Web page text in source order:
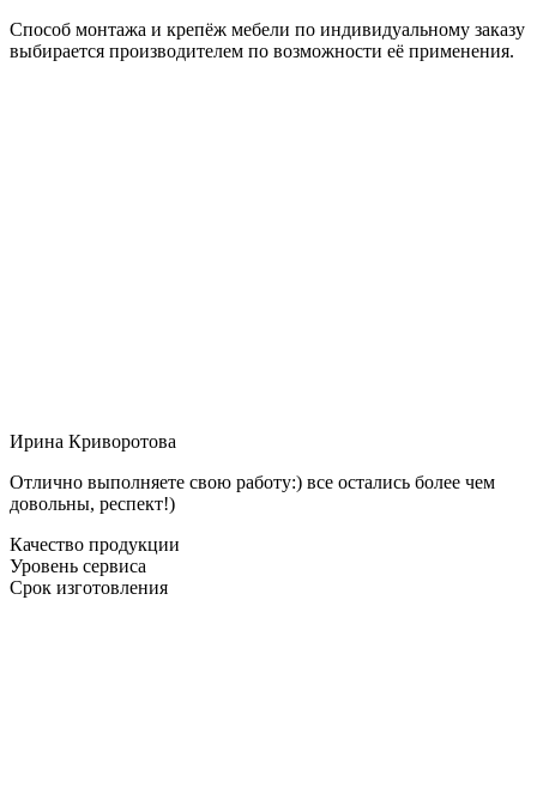
Способ монтажа и крепёж мебели по индивидуальному заказу
выбирается производителем по возможности её применения.
Ирина Криворотова
Отлично выполняете свою работу:) все остались более чем
довольны, респект!)
Качество продукции
Уровень сервиса
Срок изготовления